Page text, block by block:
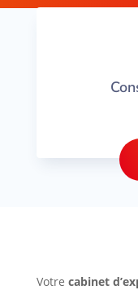
Votre cabinet